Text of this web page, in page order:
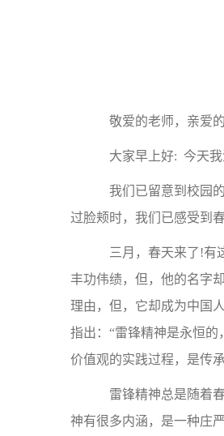
敬爱的老师，亲爱的
大家早上好: 今天我
我们已留意到校园
过脸颊时，我们已感受到
三月，春天来了!有
丰功伟绩，但，他的名字
理由，但，它却成为中国
指出：“雷锋精神是永恒
价值观的实践过程，是传
雷锋精神总是随着
神有很多内涵，是一种庄